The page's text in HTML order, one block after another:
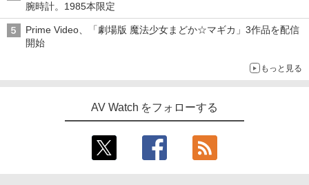
腕時計。1985本限定
Prime Video、「劇場版 魔法少女まどか☆マギカ」3作品を配信
開始
もっと見る
AV Watch をフォローする